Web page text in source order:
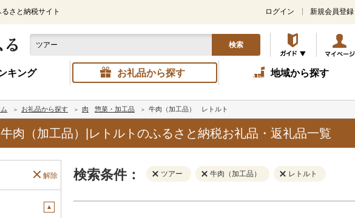
さと納税サイト ログイン 新規会員登録
検索
キング お礼品から探す 地域から探す
お礼品から探す 肉 惣菜・加工品 牛肉（加工品） レトルト
牛肉（加工品）|レトルトのふるさと納税お礼品・返礼品一覧
解除 検索条件： ツアー 牛肉（加工品） レトルト